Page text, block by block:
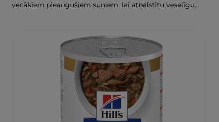
vecākiem pieaugušiem suņiem, lai atbalstītu veselīgu